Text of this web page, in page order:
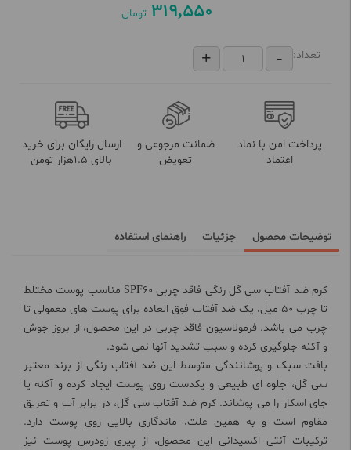
319,550 تومان
تعداد:
پرداخت امن با نماد
اعتماد
ضمانت مرجوعی و
تعویض
ارسال رایگان برای خرید
بالای 1.5هزار تومن
توضیحات محصول جزئیات راهنمای استفاده
کرم ضد آفتاب سی گل رنگی فاقد چربی SPF60 مناسب پوست مختلط
تا چرب 50 میل، یک ضد آفتاب فوق العاده برای پوست های معمولی تا
چرب می باشد. فرمولاسیون فاقد چربی در این محصول، از بروز جوش
و آکنه جلوگیری کرده و سبب تشدید آنها نمی شود.
بافت سبک و پوشانندگی متوسط این ضد آفتاب رنگی از برند معتبر
سی گل، جلوه ای طبیعی و یکدست روی پوست ایجاد کرده و آکنه یا
جای اسکار را می پوشاند. کرم ضد آفتاب سی گل، در برابر آب و تعریق
مقاوم است و به همین علت، ماندگاری بالایی روی پوست دارد.
ترکیبات آنتی اکسیدانی این محصول، از پیری زودرس پوست نیز